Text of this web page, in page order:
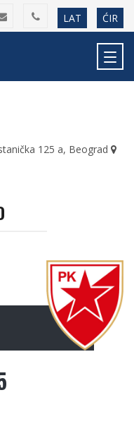
LAT ĆIR
125 a, Beograd